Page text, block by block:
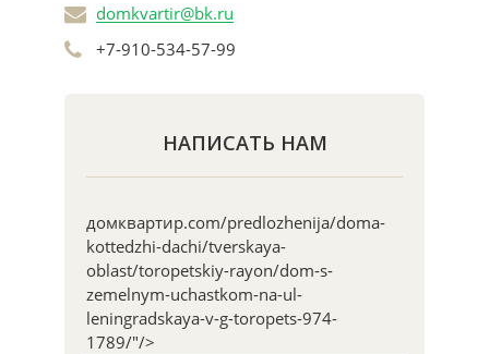
domkvartir@bk.ru
+7-910-534-57-99
НАПИСАТЬ НАМ
домквартир.com/predlozhenija/doma-
kottedzhi-dachi/tverskaya-
oblast/toropetskiy-rayon/dom-s-
zemelnym-uchastkom-na-ul-
leningradskaya-v-g-toropets-974-
1789/"/>